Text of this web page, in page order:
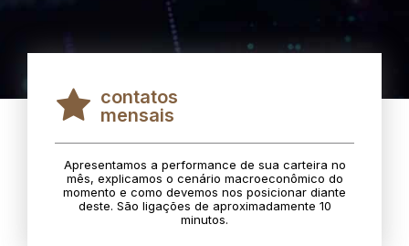
contatos
mensais
Apresentamos a performance de sua carteira no
mês, explicamos o cenário macroeconômico do
momento e como devemos nos posicionar diante
deste. São ligações de aproximadamente 10
minutos.